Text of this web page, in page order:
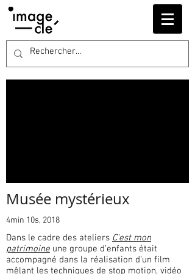
Musée mystérieux
4min 10s, 2018
Dans le cadre des ateliers C'est mon
patrimoine une groupe d’enfants était
accompagné dans la réalisation d’un film
mêlant les techniques de stop motion, vidéo